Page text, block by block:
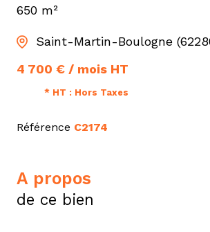
650 m²
Saint-Martin-Boulogne
4 700 € / mois HT
* HT : Hors Taxes
Référence C2174
a propos
de ce bien